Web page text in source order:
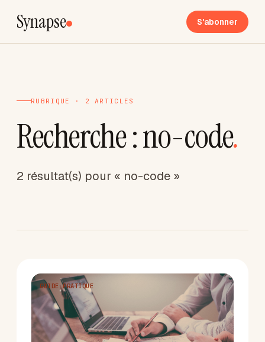
Synapse S'abonner
RUBRIQUE · 2 ARTICLES
Recherche : no-code.
2 résultat(s) pour « no-code »
GUIDE PRATIQUE